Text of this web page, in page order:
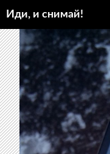
Иди, и снимай!
К
СОДЕРЖИМОМУ